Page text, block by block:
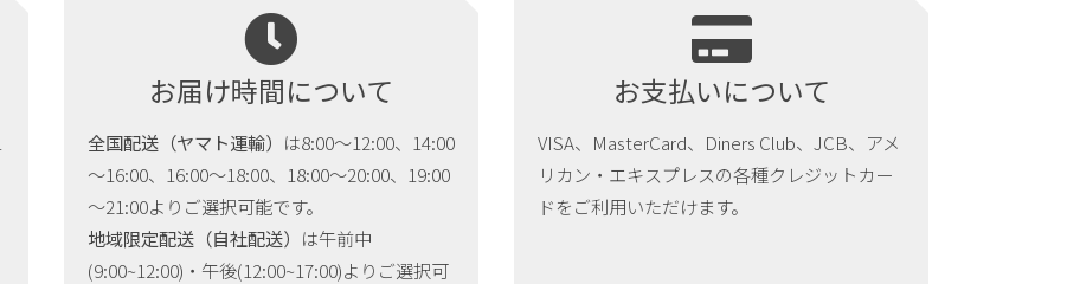
お届け時間について
全国配送（ヤマト運輸） は8:00～12:00、14:00
～16:00、16:00～18:00、18:00～20:00、19:00
～21:00よりご選択可能です。
地域限定配送（自社配送） は午前中
(9:00~12:00)・午後(12:00~17:00)よりご選択可
お支払いについて
VISA、MasterCard、Diners Club、JCB、アメ
リカン・エキスプレスの各種クレジットカー
ドをご利用いただけます。